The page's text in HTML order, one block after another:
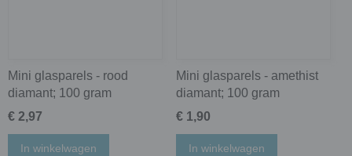
Mini glasparels - rood
diamant; 100 gram
€ 2,97
In winkelwagen
Mini glasparels - amethist
diamant; 100 gram
€ 1,90
In winkelwagen